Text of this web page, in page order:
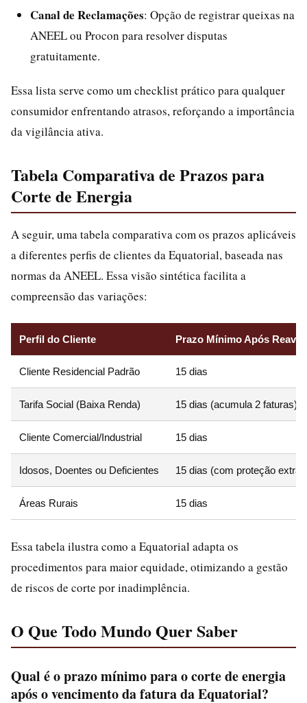
Canal de Reclamações: Opção de registrar queixas na
ANEEL ou Procon para resolver disputas
gratuitamente.
Essa lista serve como um checklist prático para qualquer
consumidor enfrentando atrasos, reforçando a importância
da vigilância ativa.
Tabela Comparativa de Prazos para
Corte de Energia
A seguir, uma tabela comparativa com os prazos aplicáveis
a diferentes perfis de clientes da Equatorial, baseada nas
normas da ANEEL. Essa visão sintética facilita a
compreensão das variações:
Perfil do Cliente Prazo Mínimo Após
Cliente Residencial Padrão 15 dias
Tarifa Social (Baixa Renda) 15 dias (acumula 2 faturas)
Cliente Comercial/Industrial 15 dias
Idosos, Doentes ou Deficientes 15 dias (com proteção extra)
Áreas Rurais 15 dias
Essa tabela ilustra como a Equatorial adapta os
procedimentos para maior equidade, otimizando a gestão
de riscos de corte por inadimplência.
O Que Todo Mundo Quer Saber
Qual é o prazo mínimo para o corte de energia
após o vencimento da fatura da Equatorial?